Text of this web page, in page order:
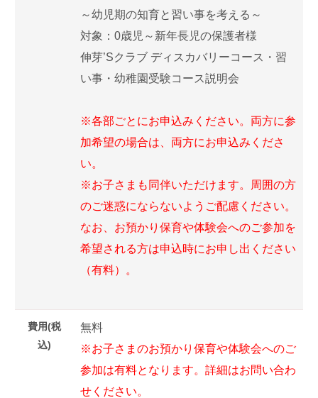
～幼児期の知育と習い事を考える～
対象：0歳児～新年長児の保護者様
伸芽’Sクラブ ディスカバリーコース・習
い事・幼稚園受験コース説明会
※各部ごとにお申込みください。両方に参
加希望の場合は、両方にお申込みくださ
い。
※お子さまも同伴いただけます。周囲の方
のご迷惑にならないようご配慮ください。
なお、お預かり保育や体験会へのご参加を
希望される方は申込時にお申し出ください
（有料）。
費用(税
込)
無料
※お子さまのお預かり保育や体験会へのご
参加は有料となります。詳細はお問い合わ
せください。